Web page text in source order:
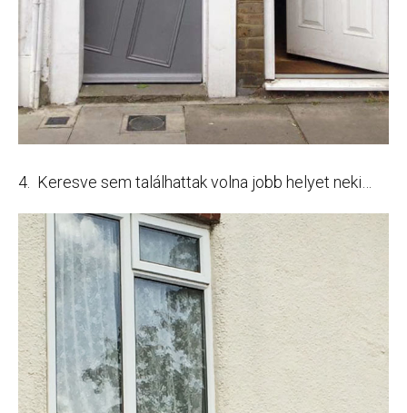
4. Keresve sem találhattak volna jobb helyet neki…